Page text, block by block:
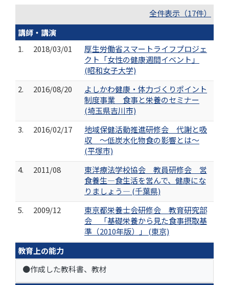
全件表示（17件）
講師・講演
1.
2018/03/01
厚生労働省スマートライフプロジェ
クト「女性の健康週間イベント」
(昭和女子大学)
2.
2016/08/20
よしかわ健康・体力づくりポイント
制度事業 食事と栄養のセミナー
(埼玉県吉川市)
3.
2016/02/17
地域保健活動推進研修会 代謝と吸
収 ～低炭水化物食の影響とは～
(平塚市)
4.
2011/08
東洋療法学校協会 教員研修会 営
食養生―食生活を営んで、健康にな
りましょう― (千葉県)
5.
2009/12
東京都栄養士会研修会 教育研究部
会 「基礎栄養から見た食事摂取基
準（2010年版）」 (東京)
教育上の能力
●作成した教科書、教材